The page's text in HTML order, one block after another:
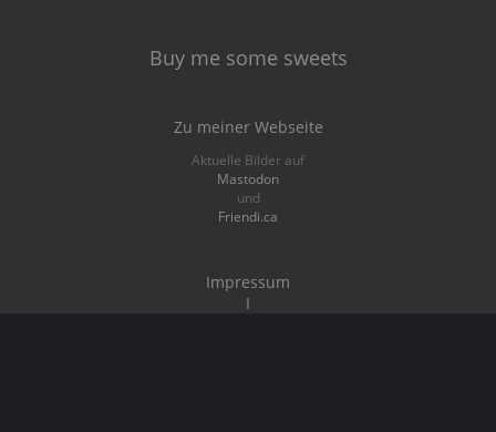
Buy me some sweets
Zu meiner Webseite
Aktuelle Bilder auf
Mastodon
und
Friendi.ca
Impressum
I